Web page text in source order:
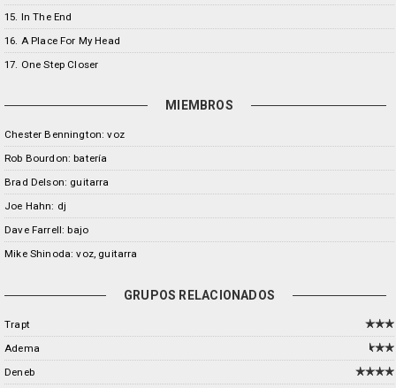
15. In The End
16. A Place For My Head
17. One Step Closer
MIEMBROS
Chester Bennington: voz
Rob Bourdon: batería
Brad Delson: guitarra
Joe Hahn: dj
Dave Farrell: bajo
Mike Shinoda: voz, guitarra
GRUPOS RELACIONADOS
Trapt
Adema
Deneb